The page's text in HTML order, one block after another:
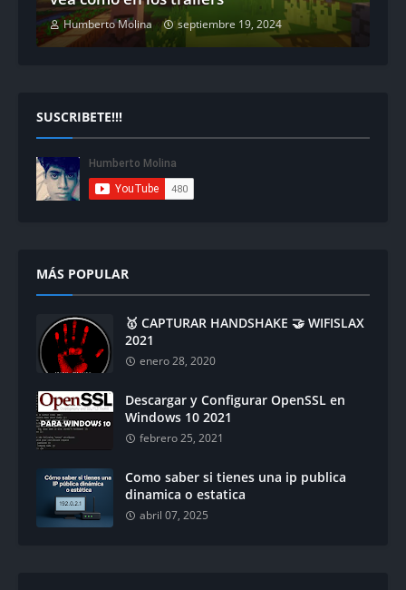
Humberto Molina septiembre 19, 2024
SUSCRIBETE!!!
MÁS POPULAR
🥇 CAPTURAR HANDSHAKE 🤝 WIFISLAX
2021
enero 28, 2020
Descargar y Configurar OpenSSL en
Windows 10 2021
febrero 25, 2021
Como saber si tienes una ip publica
dinamica o estatica
abril 07, 2025